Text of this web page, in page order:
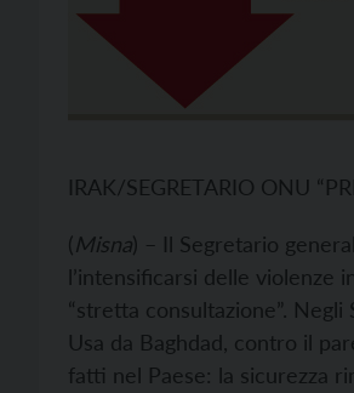
IRAK/SEGRETARIO ONU
(Misna) – Il Segretario
l’intensificarsi delle violenze
“stretta consultazione”.
Usa da Baghdad, contro il
fatti nel Paese: la sicurezza